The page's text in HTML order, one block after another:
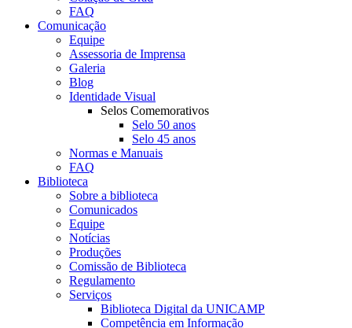
FAQ
Comunicação
Equipe
Assessoria de Imprensa
Galeria
Blog
Identidade Visual
Selos Comemorativos
Selo 50 anos
Selo 45 anos
Normas e Manuais
FAQ
Biblioteca
Sobre a biblioteca
Comunicados
Equipe
Notícias
Produções
Comissão de Biblioteca
Regulamento
Serviços
Biblioteca Digital da UNICAMP
Competência em Informação